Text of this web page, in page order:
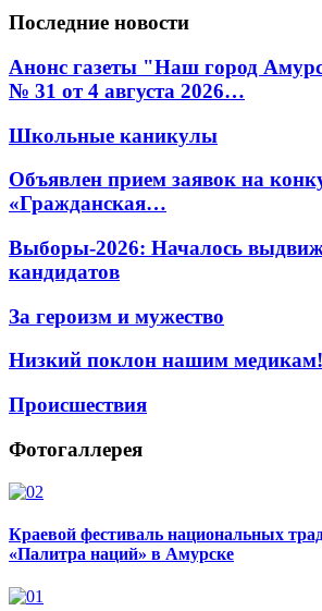
Последние новости
Анонс газеты "Наш город
№ 31 от 4 августа 2026…
Школьные каникулы
Объявлен прием заявок на
«Гражданская…
Выборы-2026: Началось
кандидатов
За героизм и мужество
Низкий поклон нашим медикам!
Происшествия
Фотогаллерея
Краевой фестиваль национальных
«Палитра наций» в Амурске